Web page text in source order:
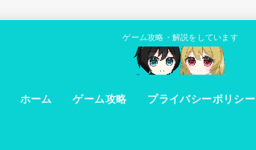
ゲーム攻略・解説をしています
ホーム ゲーム攻略 プライバシーポリシー